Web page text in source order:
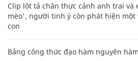
Clip lột tả chân thực cảnh anh trai và
mèo', người tinh ý còn phát hiện một
con
Bảng công thức đạo hàm nguyên